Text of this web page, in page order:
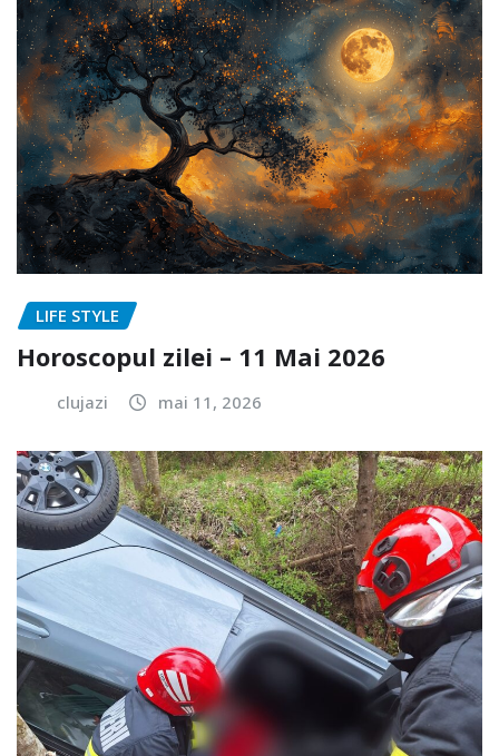
LIFE STYLE
Horoscopul zilei – 11 Mai 2026
clujazi mai 11, 2026